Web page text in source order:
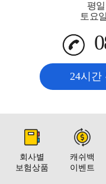
평
토요
24시간
회사별
보험상품
캐쉬백
이벤트